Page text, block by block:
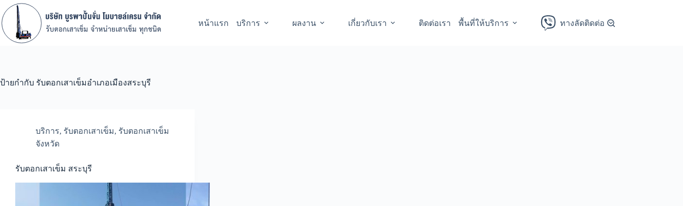
Skip
to
content
หน้าแรก บริการ ผลงาน เกี่ยวกับเรา ติดต่อเรา พื้นที่ให้บริการ ทางลัดติดต่อ
ป้ายกำกับ รับตอกเสาเข็มอำเภอเมืองสระบุรี
บริการ, รับตอกเสาเข็ม, รับตอกเสาเข็ม
จังหวัด
รับตอกเสาเข็ม สระบุรี